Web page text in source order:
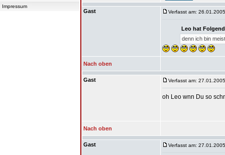
Impressum
Gast Verfasst am:
Leo hat
denn ich bin
Nach oben
Gast Verfasst am:
oh Leo wnn Du so
Nach oben
Gast Verfasst am: